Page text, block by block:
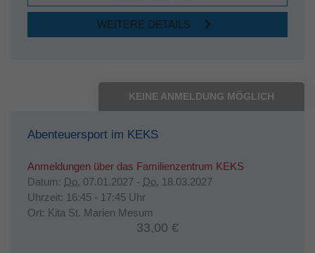
WEITERE DETAILS
KEINE ANMELDUNG MÖGLICH
Abenteuersport im KEKS
Anmeldungen über das Familienzentrum KEKS
Datum: Do. 07.01.2027 - Do. 18.03.2027
Uhrzeit: 16:45 - 17:45 Uhr
Ort: Kita St. Marien Mesum
33,00 €